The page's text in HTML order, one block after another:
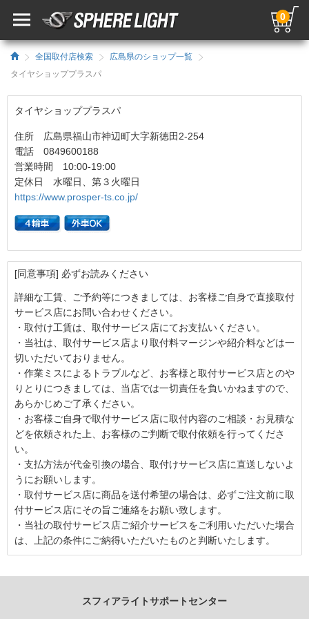
0
全国取付店検索
広島県のショップ一覧
タイヤショッププラスパ
タイヤショッププラスパ
住所 広島県福山市神辺町大字新徳田2-254
電話 0849600188
営業時間 10:00-19:00
定休日 水曜日、第３火曜日
https://www.prosper-ts.co.jp/
[同意事項] 必ずお読みください
詳細な工賃、ご予約等につきましては、お客様ご自身で直接取付
サービス店にお問い合わせください。
・取付け工賃は、取付サービス店にてお支払いください。
・当社は、取付サービス店より取付料マージンや紹介料などは一
切いただいておりません。
・作業ミスによるトラブルなど、お客様と取付サービス店とのや
りとりにつきましては、当店では一切責任を負いかねますので、
あらかじめご了承ください。
・お客様ご自身で取付サービス店に取付内容のご相談・お見積な
どを依頼された上、お客様のご判断で取付依頼を行ってくださ
い。
・支払方法が代金引換の場合、取付けサービス店に直送しないよ
うにお願いします。
・取付サービス店に商品を送付希望の場合は、必ずご注文前に取
付サービス店にその旨ご連絡をお願い致します。
・当社の取付サービス店ご紹介サービスをご利用いただいた場合
は、上記の条件にご納得いただいたものと判断いたします。
スフィアライトサポートセンター